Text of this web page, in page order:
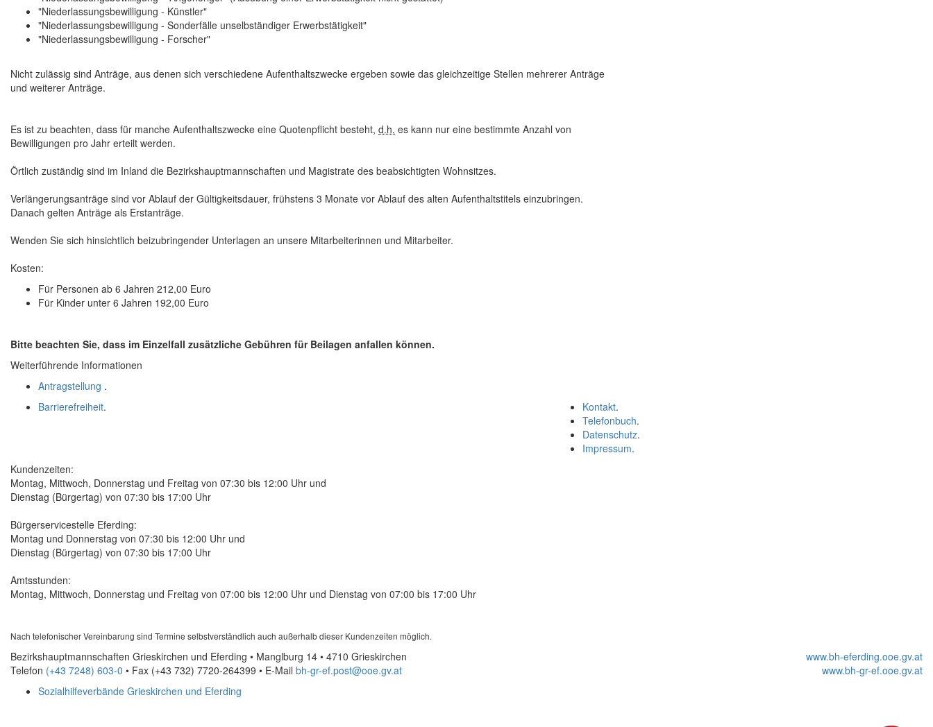
"Niederlassungsbewilligung - Künstler"
"Niederlassungsbewilligung - Sonderfälle unselbständiger Erwerbstätigkeit"
"Niederlassungsbewilligung - Forscher"
Nicht zulässig sind Anträge, aus denen sich verschiedene Aufenthaltszwecke ergeben sowie das gleichzeitige Stellen mehrerer Anträge
und weiterer Anträge.
Es ist zu beachten, dass für manche Aufenthaltszwecke eine Quotenpflicht besteht, d.h. es kann nur eine bestimmte Anzahl von
Bewilligungen pro Jahr erteilt werden.
Örtlich zuständig sind im Inland die Bezirkshauptmannschaften und Magistrate des beabsichtigten Wohnsitzes.
Verlängerungsanträge sind vor Ablauf der Gültigkeitsdauer, frühstens 3 Monate vor Ablauf des alten Aufenthaltstitels einzubringen.
Danach gelten Anträge als Erstanträge.
Wenden Sie sich hinsichtlich beizubringender Unterlagen an unsere Mitarbeiterinnen und Mitarbeiter.
Kosten:
Für Personen ab 6 Jahren 212,00 Euro
Für Kinder unter 6 Jahren 192,00 Euro
Bitte beachten Sie, dass im Einzelfall zusätzliche Gebühren für Beilagen anfallen können.
Weiterführende Informationen
Antragstellung .
Kontakt.
Telefonbuch.
Datenschutz.
Impressum.
Barrierefreiheit.
Kundenzeiten:
Montag, Mittwoch, Donnerstag und Freitag von 07:30 bis 12:00 Uhr und
Dienstag (Bürgertag) von 07:30 bis 17:00 Uhr
Bürgerservicestelle Eferding:
Montag und Donnerstag von 07:30 bis 12:00 Uhr und
Dienstag (Bürgertag) von 07:30 bis 17:00 Uhr
Amtsstunden:
Montag, Mittwoch, Donnerstag und Freitag von 07:00 bis 12:00 Uhr und Dienstag von 07:00 bis 17:00 Uhr
Nach telefonischer Vereinbarung sind Termine selbstverständlich auch außerhalb dieser Kundenzeiten möglich.
Bezirkshauptmannschaften Grieskirchen und Eferding • Manglburg 14 • 4710 Grieskirchen
Telefon (+43 7248) 603-0 • Fax (+43 732) 7720-264399 • E-Mail bh-gr-ef.post@ooe.gv.at
www.bh-eferding.ooe.gv.at
www.bh-gr-ef.ooe.gv.at
Sozialhilfeverbände Grieskirchen und Eferding